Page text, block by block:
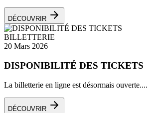
DÉCOUVRIR
BILLETTERIE
20 Mars 2026
DISPONIBILITÉ DES TICKETS
La billetterie en ligne est désormais ouverte....
DÉCOUVRIR